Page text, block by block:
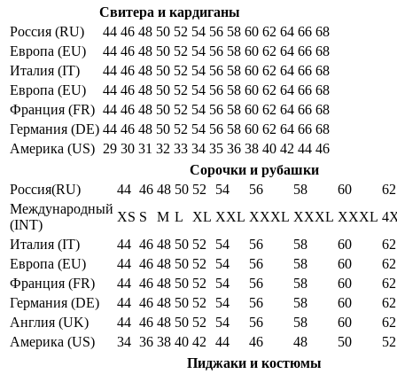
Свитера и кардиганы
Россия (RU)
44 46 48 50 52 54 56 58 60 62 64 66 68
Европа (EU)
44 46 48 50 52 54 56 58 60 62 64 66 68
Италия (IT)
44 46 48 50 52 54 56 58 60 62 64 66 68
Европа (EU)
44 46 48 50 52 54 56 58 60 62 64 66 68
Франция (FR) 44 46 48 50 52 54 56 58 60 62 64 66 68
Германия (DE) 44 46 48 50 52 54 56 58 60 62 64 66 68
Америка (US) 29 30 31 32 33 34 35 36 38 40 42 44 46
Сорочки и рубашки
Россия(RU)
44 46 48 50 52 54 56 58 60
62
Международный
(INT)
XS S M L XL XXL XXXL XXXL XXXL
Италия (IT)
44 46 48 50 52 54 56 58 60
62
Европа (EU)
44 46 48 50 52 54 56 58 60
62
Франция (FR)
44 46 48 50 52 54 56 58 60
62
Германия (DE)
44 46 48 50 52 54 56 58 60
62
Англия (UK)
44 46 48 50 52 54 56 58 60
62
Америка (US)
34 36 38 40 42 44 46 48 50
52
Пиджаки и костюмы